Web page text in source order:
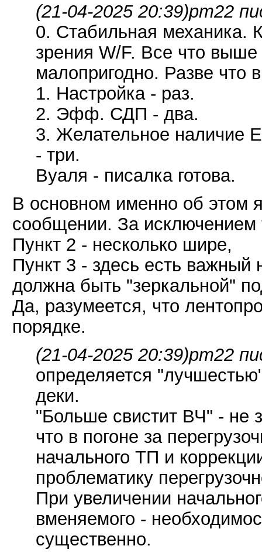
(21-04-2025 20:39)pm22
0. Стабильная механика.
зрения W/F. Все что
малопригодно. Разве что
1. Настройка - раз.
2. Эфф. СДП - два.
3. Желательное наличие
- три.
Вуаля - писалка готова.
В основном именно об этом
сообщении. За исключением
Пункт 2 - несколько шире,
Пункт 3 - здесь есть
должна быть "зеркальной"
Да, разумеется, что
порядке.
(21-04-2025 20:39)pm22
определяется
деки.
"Больше свистит ВЧ" - не
что в погоне за
начального ТП и
проблематику
При увеличении
вменяемого -
существенно.